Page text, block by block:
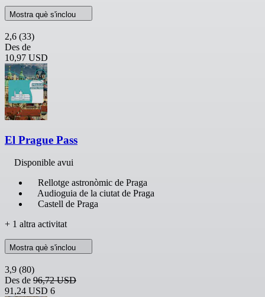
Mostra què s'inclou
2,6 (33)
Des de
10,97 USD
El Prague Pass
Disponible avui
Rellotge astronòmic de Praga
Audioguia de la ciutat de Praga
Castell de Praga
+ 1 altra activitat
Mostra què s'inclou
3,9 (80)
Des de 96,72 USD
91,24 USD 6